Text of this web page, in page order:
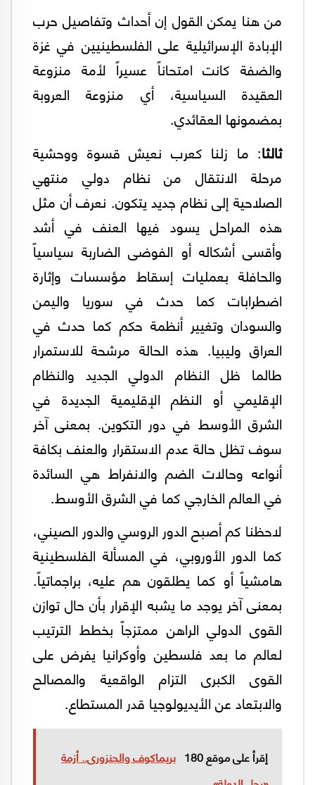
من هنا يمكن القول إن أحداث وتفاصيل حرب
الإبادة الإسرائيلية على الفلسطينيين في غزة
والضفة كانت امتحاناً عسيراً لأمة منزوعة
العقيدة السياسية، أي منزوعة العروبة
بمضمونها العقائدي.
ثالثا: ما زلنا كعرب نعيش قسوة ووحشية
مرحلة الانتقال من نظام دولي منتهي
الصلاحية إلى نظام جديد يتكون. نعرف أن مثل
هذه المراحل يسود فيها العنف في أشد
وأقسى أشكاله أو الفوضى الضاربة سياسياً
والحافلة بعمليات إسقاط مؤسسات وإثارة
اضطرابات كما حدث في سوريا واليمن
والسودان وتغيير أنظمة حكم كما حدث في
العراق وليبيا. هذه الحالة مرشحة للاستمرار
طالما ظل النظام الدولي الجديد والنظام
الإقليمي أو النظم الإقليمية الجديدة في
الشرق الأوسط في دور التكوين. بمعنى آخر
سوف تظل حالة عدم الاستقرار والعنف بكافة
أنواعه وحالات الضم والانفراط هي السائدة
في العالم الخارجي كما في الشرق الأوسط.
لاحظنا كم أصبح الدور الروسي والدور الصيني،
كما الدور الأوروبي، في المسألة الفلسطينية
هامشياً أو كما يطلقون هم عليه، براجماتياً.
بمعنى آخر يوجد ما يشبه الإقرار بأن حال توازن
القوى الدولي الراهن ممتزجاً بخطط الترتيب
لعالم ما بعد فلسطين وأوكرانيا يفرض على
القوى الكبرى التزام الواقعية والمصالح
والابتعاد عن الأيديولوجيا قدر المستطاع.
إقرأ على موقع 180
بريماكوف والجنزورى.. أزمة